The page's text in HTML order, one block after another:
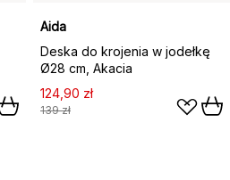
Aida
Deska do krojenia w jodełkę
Ø28 cm, Akacia
124,90 zł
139 zł